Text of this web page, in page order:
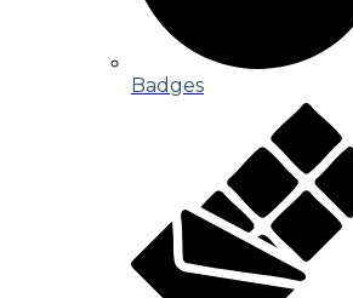
Badges